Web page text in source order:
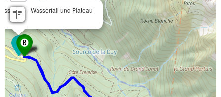
- Wasserfall und Plateau